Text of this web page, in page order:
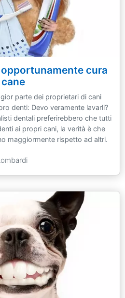
cura
parte dei proprietari di cani
denti: Devo veramente lavarli?
dentali preferirebbero che tutti
ai propri cani, la verità è che
maggiormente rispetto ad altri.